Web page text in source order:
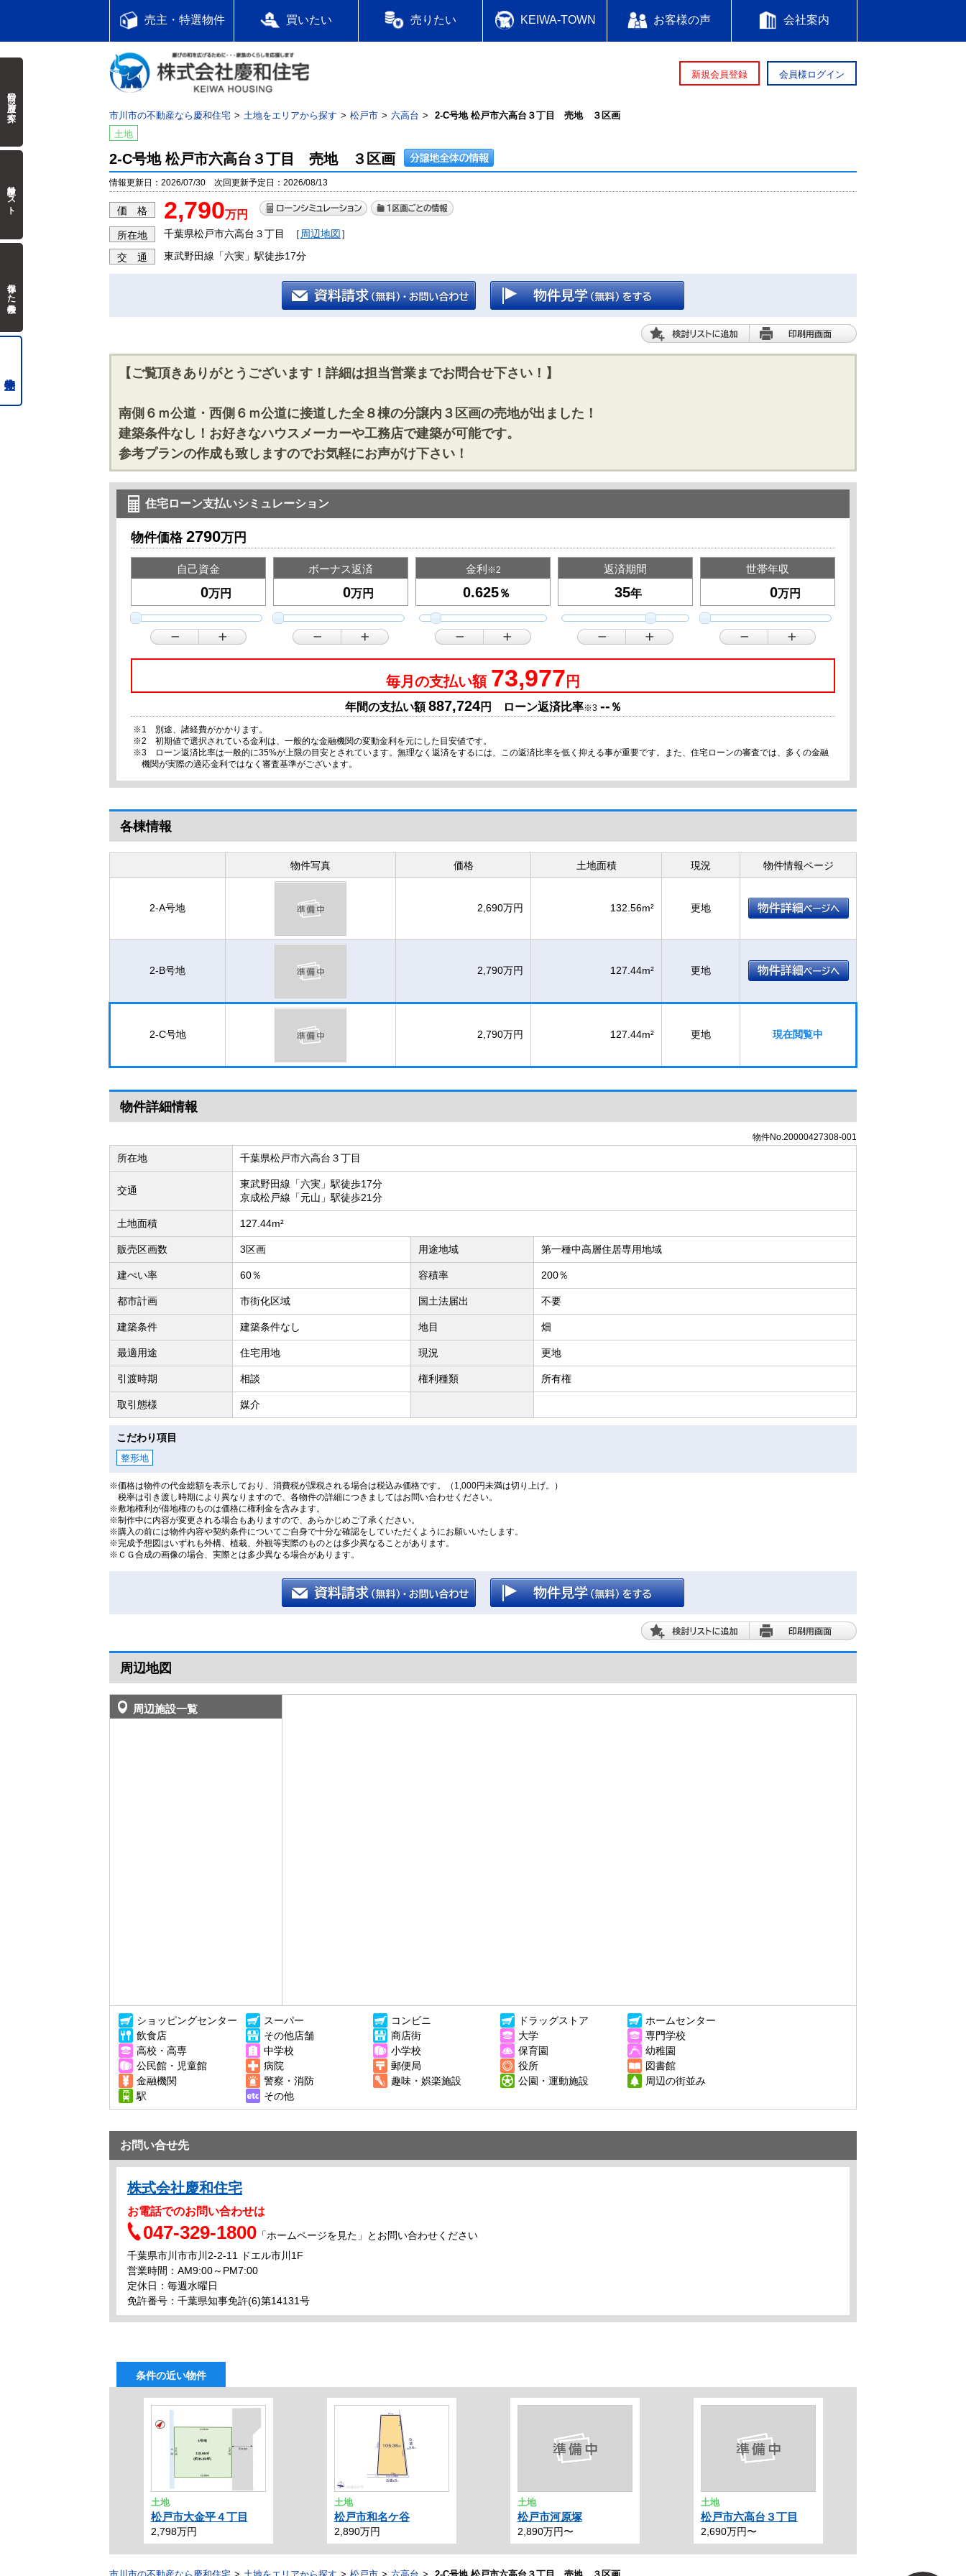
売主・特選物件 買いたい 売りたい KEIWA-TOWN お客様の声 会社案内
新規会員登録 会員様ログイン
市川市の不動産なら慶和住宅 土地をエリアから探す 松戸市 六高台
2-C号地 松戸市六高台３丁目 売地 ３区画
土地
2-C号地 松戸市六高台３丁目 売地 ３区画
情報更新日：2026/07/30 次回更新予定日：2026/08/13
価 格 2,790万円
所在地 千葉県松戸市六高台３丁目 ［ 周辺地図 ］
交 通 東武野田線「六実」駅徒歩17分
【ご覧頂きありがとうございます！詳細は担当営業までお問合せ下さい！】
南側６ｍ公道・西側６ｍ公道に接道した全８棟の分譲内３区画の売地が出ました！
建築条件なし！お好きなハウスメーカーや工務店で建築が可能です。
参考プランの作成も致しますのでお気軽にお声がけ下さい！
住宅ローン支払いシミュレーション
物件価格 2790万円
自己資金
万円
ボーナス返済
万円
金利 ※2
％
返済期間
年
世帯年収
万円
毎月の支払い額 73,977 円
年間の支払い額 887,724円 ローン返済比率※3 -- ％
※1 別途、諸経費がかかります。
※2 初期値で選択されている金利は、一般的な金融機関の変動金利を元にした目安値です。
※3 ローン返済比率は一般的に35%が上限の目安とされています。無理なく返済をするには、この返済比率を低く抑える事が重要です。また、住宅ローンの審査では、多くの金融
機関が実際の適応金利ではなく審査基準がございます。
各棟情報
物件写真 価格 土地面積 現況 物件情報ページ
2-A号地 2,690万円 132.56m² 更地
2-B号地 2,790万円 127.44m² 更地
2-C号地 2,790万円 127.44m² 更地 現在閲覧中
物件詳細情報
物件No.20000427308-001
所在地 千葉県松戸市六高台３丁目
交通
東武野田線「六実」駅徒歩17分
京成松戸線「元山」駅徒歩21分
土地面積 127.44m²
販売区画数 3区画 用途地域 第一種中高層住居専用地域
建ぺい率 60％ 容積率 200％
都市計画 市街化区域 国土法届出 不要
建築条件 建築条件なし 地目 畑
最適用途 住宅用地 現況 更地
引渡時期 相談 権利種類 所有権
取引態様 媒介
こだわり項目
整形地
※価格は物件の代金総額を表示しており、消費税が課税される場合は税込み価格です。（1,000円未満は切り上げ。）
税率は引き渡し時期により異なりますので、各物件の詳細につきましてはお問い合わせください。
※敷地権利が借地権のものは価格に権利金を含みます。
※制作中に内容が変更される場合もありますので、あらかじめご了承ください。
※購入の前には物件内容や契約条件についてご自身で十分な確認をしていただくようにお願いいたします。
※完成予想図はいずれも外構、植栽、外観等実際のものとは多少異なることがあります。
※ＣＧ合成の画像の場合、実際とは多少異なる場合があります。
周辺地図
周辺施設一覧
ショッピングセンター スーパー コンビニ ドラッグストア
ホームセンター
飲食店
その他店舗 商店街 大学
専門学校
高校・高専
中学校 小学校 保育園
幼稚園
公民館・児童館
病院 郵便局 役所
図書館
金融機関
警察・消防 趣味・娯楽施設 公園・運動施設
周辺の街並み
駅
その他
お問い合せ先
株式会社慶和住宅
お電話でのお問い合わせは
047-329-1800 「ホームページを見た」とお問い合わせください
千葉県市川市市川2-2-11 ドエル市川1F
営業時間：AM9:00～PM7:00
定休日：毎週水曜日
免許番号：千葉県知事免許(6)第14131号
条件の近い物件
土地
松戸市大金平４丁目
2,798万円
土地
松戸市和名ケ谷
2,890万円
土地
松戸市河原塚
2,890万円〜
土地
松戸市六高台３丁目
2,690万円〜
前回の履歴で探す
検討中リスト
保存した検索条件